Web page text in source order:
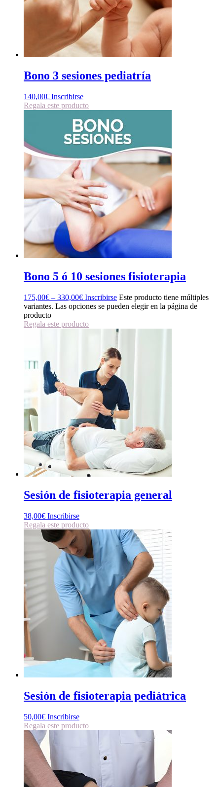
Bono 3 sesiones pediatría
140,00€ Inscribirse
Regala este producto
Bono 5 ó 10 sesiones fisioterapia
175,00€ – 330,00€ Inscribirse Este producto tiene múltiples
variantes. Las opciones se pueden elegir en la página de
producto
Regala este producto
Sesión de fisioterapia general
38,00€ Inscribirse
Regala este producto
Sesión de fisioterapia pediátrica
50,00€ Inscribirse
Regala este producto